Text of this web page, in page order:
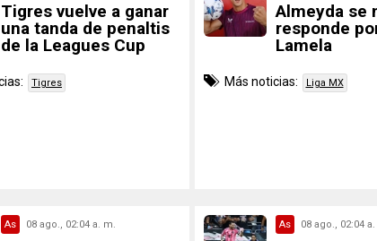
Tigres vuelve a ganar
una tanda de penaltis
de la Leagues Cup
Tigres
Almeyda se
responde
Lamela
Más noticias: Liga MX
As 08 ago., 02:04 a. m. As 08 ago., 02:04